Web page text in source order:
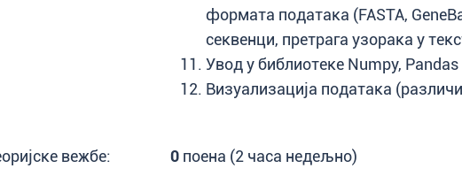
формата података (FASTA,
секвенци, претрага узорака у
Увод у библиотеке Numpy,
Визуализација података
вежбе: 0 поена (2 часа недељно)